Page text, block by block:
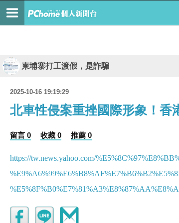
柬埔寨打工渡假，是詐騙
2025-10-16 19:19:29
北車性侵案重挫國際形象！香
留言 0 收藏 0 推薦 0
https://tw.news.yahoo.com/